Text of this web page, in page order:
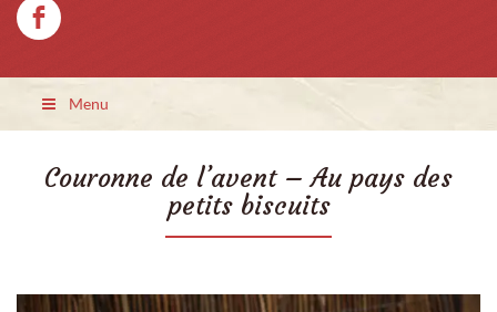
Menu
Couronne de l’avent – Au pays des
petits biscuits